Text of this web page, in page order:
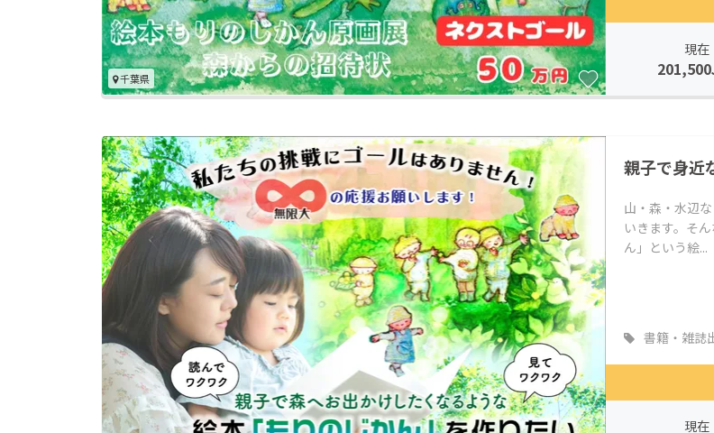
千葉県
現在
親子で身近
山・森・水辺
いきます。そ
ん」という絵...
書籍・雑誌
現在